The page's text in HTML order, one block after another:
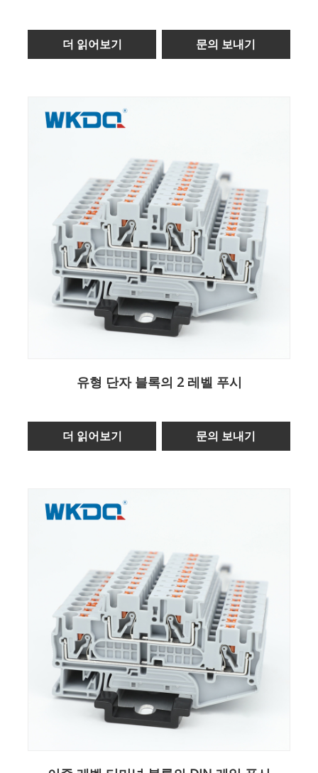
더 읽어보기 문의 보내기
유형 단자 블록의 2 레벨 푸시
더 읽어보기 문의 보내기